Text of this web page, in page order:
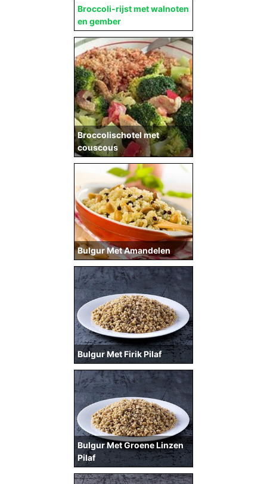
Broccoli-rijst met walnoten
en gember
Broccolischotel met
couscous
Bulgur Met Amandelen
Bulgur Met Firik Pilaf
Bulgur Met Groene Linzen
Pilaf